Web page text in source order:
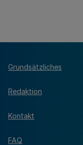
Grundsätzliches
Redaktion
Kontakt
FAQ